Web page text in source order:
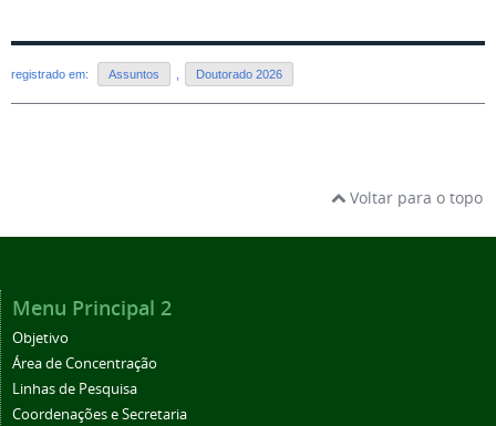
registrado em: Assuntos Doutorado 2026
Voltar para o topo
Menu Principal 2
Objetivo
Área de Concentração
Linhas de Pesquisa
Coordenações e Secretaria